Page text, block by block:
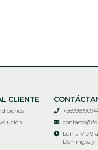
CLIENTE
Lun a Vie 9
Domingos y